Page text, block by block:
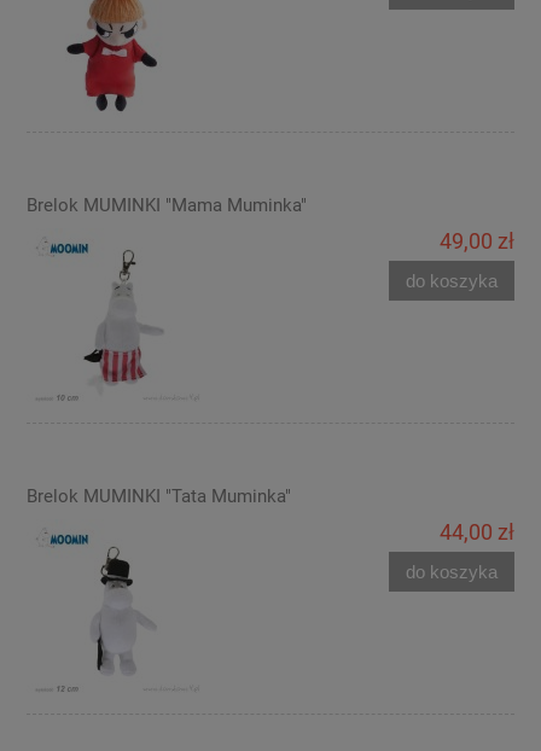
Brelok MUMINKI "Mama Muminka"
49,00 zł
do koszyka
Brelok MUMINKI "Tata Muminka"
44,00 zł
do koszyka